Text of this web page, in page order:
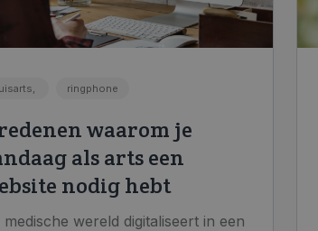
ringphone
waarom je
als arts een
nodig hebt
medische wereld digitaliseert in een